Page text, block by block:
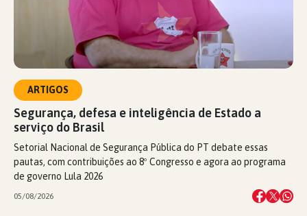
ARTIGOS
Segurança, defesa e inteligência de Estado a
serviço do Brasil
Setorial Nacional de Segurança Pública do PT debate essas
pautas, com contribuições ao 8º Congresso e agora ao programa
de governo Lula 2026
05/08/2026